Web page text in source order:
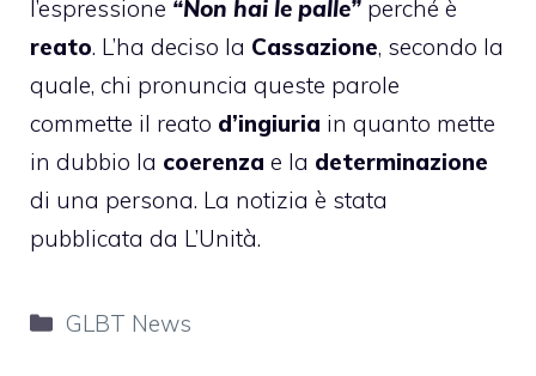
l’espressione “Non hai le palle” perché è
reato. L’ha deciso la Cassazione, secondo la
quale, chi pronuncia queste parole
commette il reato d’ingiuria in quanto mette
in dubbio la coerenza e la determinazione
di una persona. La notizia è stata
pubblicata da L’Unità.
Categorie
GLBT News